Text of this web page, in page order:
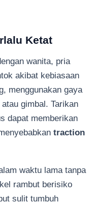
Ketat
wanita, pria
akibat kebiasaan
menggunakan gaya
gimbal. Tarikan
dapat memberikan
traction
waktu lama tanpa
rambut berisiko
sulit tumbuh